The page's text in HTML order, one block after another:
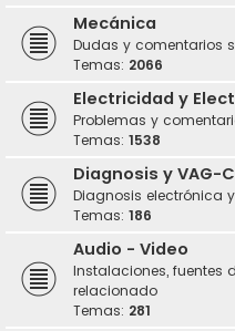
Mecánica
Dudas y comentarios
Temas: 2066
Electricidad y
Problemas y
Temas: 1538
Diagnosis y VAG-
Diagnosis electrónica y
Temas: 186
Audio - Video
Instalaciones, fuentes
relacionado
Temas: 281